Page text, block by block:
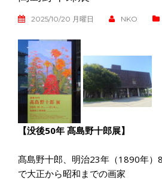
2025/10/20 月曜日 NKO
【没後50年 髙島野十郎展】
髙島野十郎、明治23年（1890年）
で大正から昭和までの画家